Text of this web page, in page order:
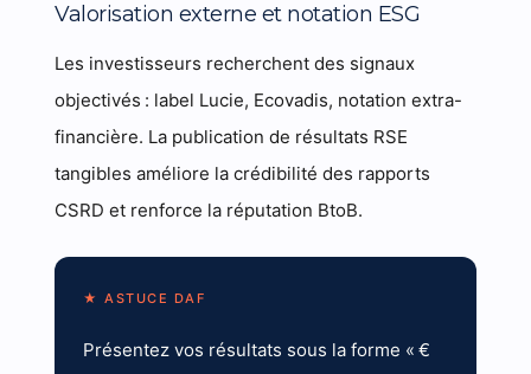
Valorisation externe et notation ESG
Les investisseurs recherchent des signaux
objectivés : label Lucie, Ecovadis, notation extra-
financière. La publication de résultats RSE
tangibles améliore la crédibilité des rapports
CSRD et renforce la réputation BtoB.
★ ASTUCE DAF
Présentez vos résultats sous la forme « €